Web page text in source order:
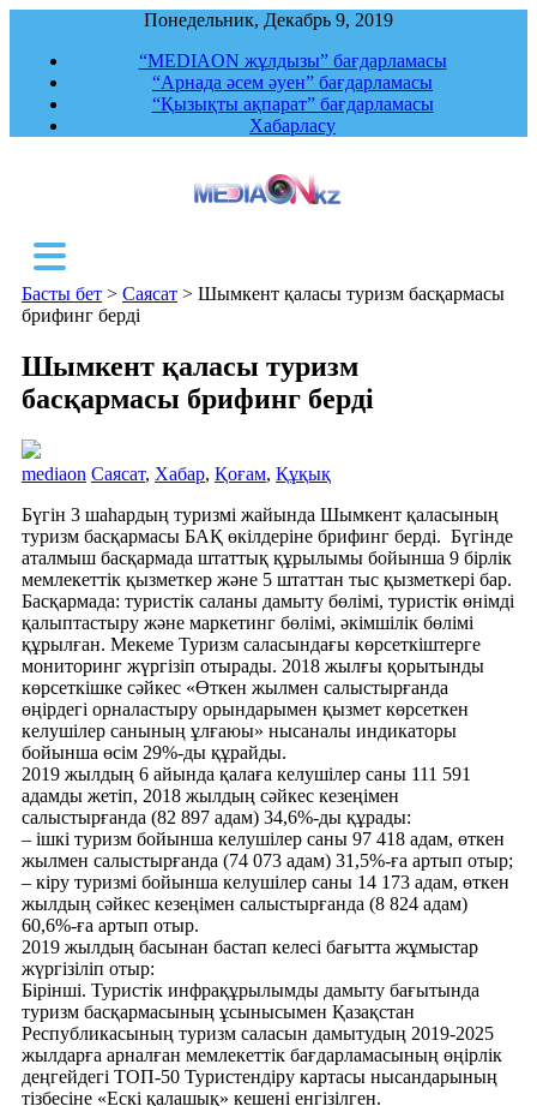
Понедельник, Декабрь 9, 2019
“MEDIAON жұлдызы” бағдарламасы
“Арнада әсем әуен” бағдарламасы
“Қызықты ақпарат” бағдарламасы
Хабарласу
Басты бет > Саясат > Шымкент қаласы туризм басқармасы
брифинг берді
Шымкент қаласы туризм
басқармасы брифинг берді
mediaon Саясат, Хабар, Қоғам, Құқық
Бүгін 3 шаһардың туризмі жайында Шымкент қаласының
туризм басқармасы БАҚ өкілдеріне брифинг берді. Бүгінде
аталмыш басқармада штаттық құрылымы бойынша 9 бірлік
мемлекеттік қызметкер және 5 штаттан тыс қызметкері бар.
Басқармада: туристік саланы дамыту бөлімі, туристік өнімді
қалыптастыру және маркетинг бөлімі, әкімшілік бөлімі
құрылған. Мекеме Туризм саласындағы көрсеткіштерге
мониторинг жүргізіп отырады. 2018 жылғы қорытынды
көрсеткішке сәйкес «Өткен жылмен салыстырғанда
өңірдегі орналастыру орындарымен қызмет көрсеткен
келушілер санының ұлғаюы» нысаналы индикаторы
бойынша өсім 29%-ды құрайды.
2019 жылдың 6 айында қалаға келушілер саны 111 591
адамды жетіп, 2018 жылдың сәйкес кезеңімен
салыстырғанда (82 897 адам) 34,6%-ды құрады:
– ішкі туризм бойынша келушілер саны 97 418 адам, өткен
жылмен салыстырғанда (74 073 адам) 31,5%-ға артып отыр;
– кіру туризмі бойынша келушілер саны 14 173 адам, өткен
жылдың сәйкес кезеңімен салыстырғанда (8 824 адам)
60,6%-ға артып отыр.
2019 жылдың басынан бастап келесі бағытта жұмыстар
жүргізіліп отыр:
Бірінші. Туристік инфрақұрылымды дамыту бағытында
туризм басқармасының ұсынысымен Қазақстан
Республикасының туризм саласын дамытудың 2019-2025
жылдарға арналған мемлекеттік бағдарламасының өңірлік
деңгейдегі ТОП-50 Туристендіру картасы нысандарының
тізбесіне «Ескі қалашық» кешені енгізілген.